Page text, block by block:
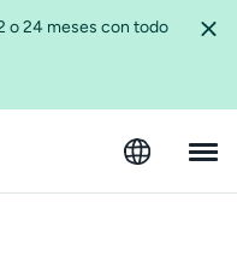
o 24 meses con todo